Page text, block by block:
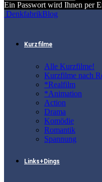
Ein Passwort wird Ihnen per
DenkfabrikBlog
Kurzfilme
Alle Kurzfilme!
Kurzfilme nach
*Realfilm
*Animation
Action
Drama
Komödie
Romantik
Spannung
Links+Dings